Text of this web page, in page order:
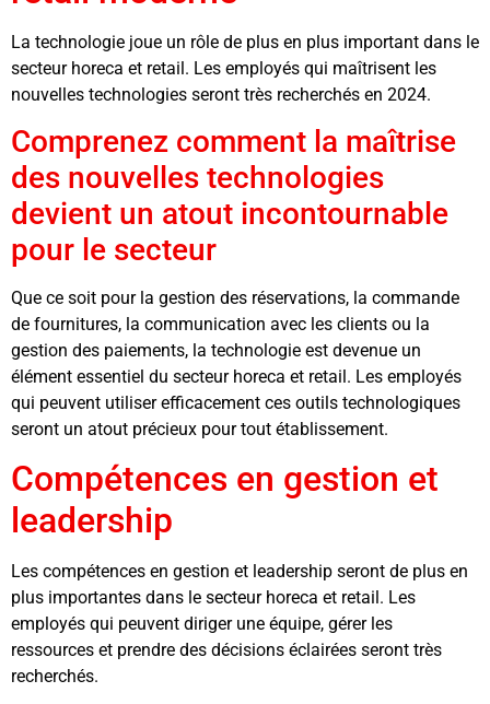
La technologie joue un rôle de plus en plus important dans le
secteur horeca et retail. Les employés qui maîtrisent les
nouvelles technologies seront très recherchés en 2024.
Comprenez comment la maîtrise
des nouvelles technologies
devient un atout incontournable
pour le secteur
Que ce soit pour la gestion des réservations, la commande
de fournitures, la communication avec les clients ou la
gestion des paiements, la technologie est devenue un
élément essentiel du secteur horeca et retail. Les employés
qui peuvent utiliser efficacement ces outils technologiques
seront un atout précieux pour tout établissement.
Compétences en gestion et
leadership
Les compétences en gestion et leadership seront de plus en
plus importantes dans le secteur horeca et retail. Les
employés qui peuvent diriger une équipe, gérer les
ressources et prendre des décisions éclairées seront très
recherchés.